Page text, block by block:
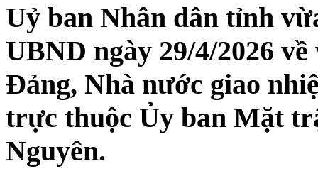
Uỷ ban Nhân dân tỉnh
UBND ngày 29/4/2026
Đảng, Nhà nước giao
trực thuộc Ủy ban Mặt
Nguyên.